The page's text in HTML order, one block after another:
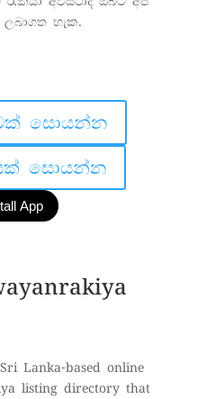
හැක.
සොයන්න
සොයන්න
App
Lanka-based online
listing directory that